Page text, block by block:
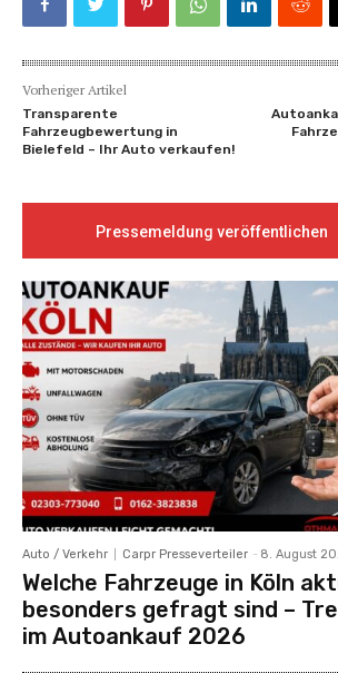
Vorheriger Artikel
Transparente
Fahrzeugbewertung in
Bielefeld – Ihr Auto verkaufen!
Pressemeldung veröffentlichen
Auto / Verkehr Carpr Presseverteiler - 8. August
Welche Fahrzeuge in Köln
besonders gefragt sind –
im Autoankauf 2026